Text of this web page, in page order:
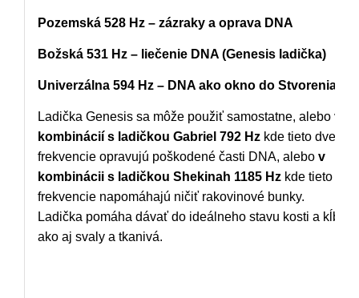
Pozemská 528 Hz – zázraky a oprava DNA
Božská 531 Hz – liečenie DNA (Genesis ladička)
Univerzálna 594 Hz – DNA ako okno do Stvorenia
Ladička Genesis sa môže použiť samostatne, alebo v
kombinácií s ladičkou Gabriel 792 Hzkde tieto dve
frekvencie opravujú poškodené časti DNA, alebo v
kombinácii s ladičkou Shekinah 1185 Hz kde tieto
frekvencie napomáhajú ničiť rakovinové bunky.
Ladička pomáha dávať do ideálneho stavu kosti a kĺby,
ako aj svaly a tkanivá.